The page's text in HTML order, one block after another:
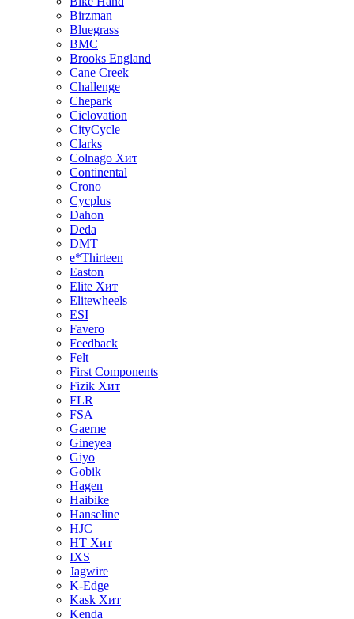
Birzman
Bluegrass
BMC
Brooks England
Cane Creek
Challenge
Chepark
Ciclovation
CityCycle
Clarks
Colnago Хит
Continental
Crono
Cycplus
Dahon
Deda
DMT
e*Thirteen
Easton
Elite Хит
Elitewheels
ESI
Favero
Feedback
Felt
First Components
Fizik Хит
FLR
FSA
Gaerne
Gineyea
Giyo
Gobik
Hagen
Haibike
Hanseline
HJC
HT Хит
IXS
Jagwire
K-Edge
Kask Хит
Kenda